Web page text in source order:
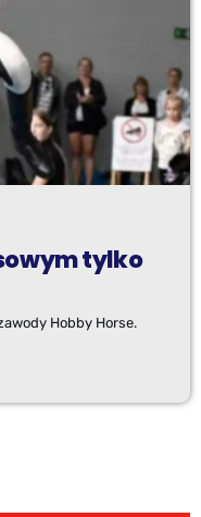
tylko
Hobby Horse.